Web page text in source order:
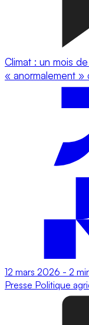
Climat : un mois
« anormalement »
12 mars 2026 - 2
Presse Politique